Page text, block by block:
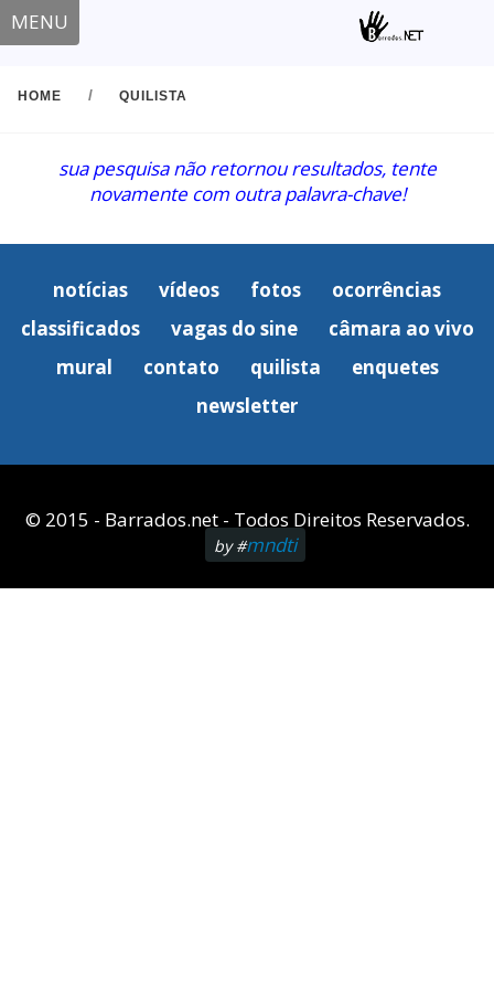
MENU
HOME / QUILISTA
sua pesquisa não retornou resultados, tente
novamente com outra palavra-chave!
notícias vídeos fotos
ocorrências
classificados
vagas do sine
câmara ao vivo
mural
contato quilista
enquetes
newsletter
© 2015 - Barrados.net - Todos Direitos Reservados.
by #mndti